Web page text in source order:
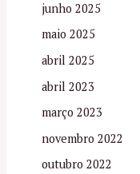
junho 2025
maio 2025
abril 2025
abril 2023
março 2023
novembro 2022
outubro 2022